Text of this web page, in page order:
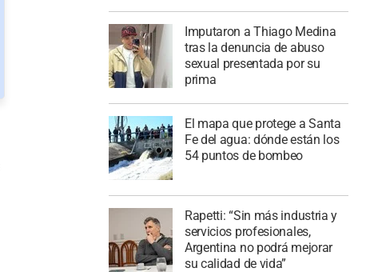
Imputaron a Thiago Medina
tras la denuncia de abuso
sexual presentada por su
prima
El mapa que protege a Santa
Fe del agua: dónde están los
54 puntos de bombeo
Rapetti: “Sin más industria y
servicios profesionales,
Argentina no podrá mejorar
su calidad de vida”